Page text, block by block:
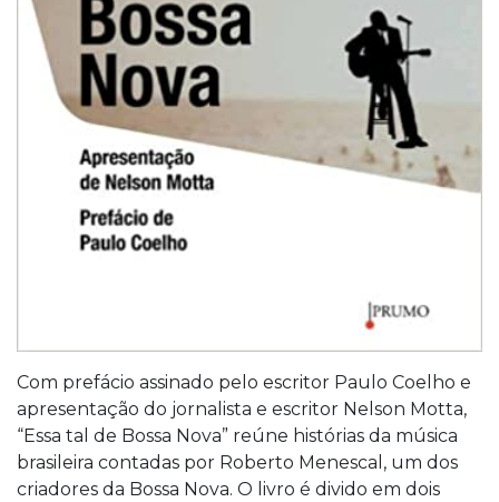
Com prefácio assinado pelo escritor Paulo Coelho e
apresentação do jornalista e escritor Nelson Motta,
“Essa tal de Bossa Nova” reúne histórias da música
brasileira contadas por Roberto Menescal, um dos
criadores da Bossa Nova. O livro é divido em dois